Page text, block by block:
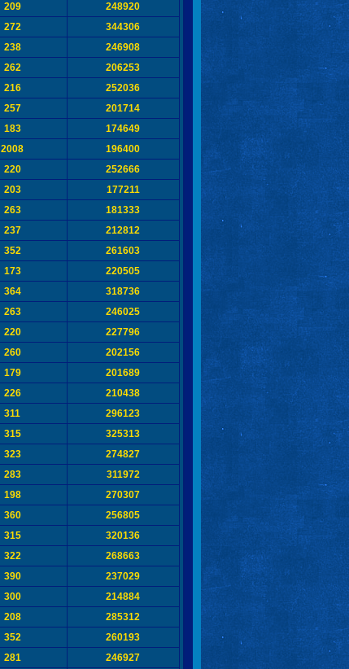
209
248920
272
344306
238
246908
262
206253
216
252036
257
201714
183
174649
2008
196400
220
252666
203
177211
263
181333
237
212812
352
261603
173
220505
364
318736
263
246025
220
227796
260
202156
179
201689
226
210438
311
296123
315
325313
323
274827
283
311972
198
270307
360
256805
315
320136
322
268663
390
237029
300
214884
208
285312
352
260193
281
246927